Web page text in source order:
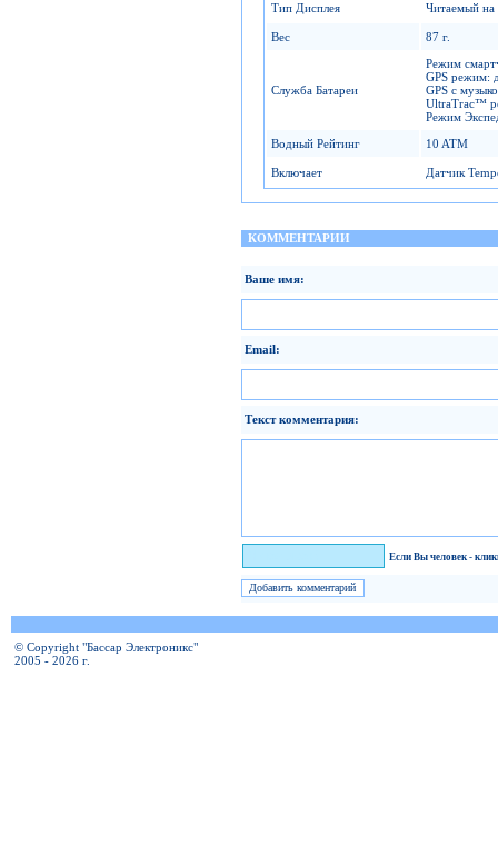
Тип Дисплея Читаемый на
Вес 87 г.
Служба Батареи
Режим
GPS режим:
GPS с
UltraTrac™
Режим
Водный Рейтинг
10 ATM
Включает Датчик
КОММЕНТАРИИ
Ваше имя:
Email:
Текст комментария:
Если Вы человек -
© Copyright "Бассар Электроникс"
2005 - 2026 г.